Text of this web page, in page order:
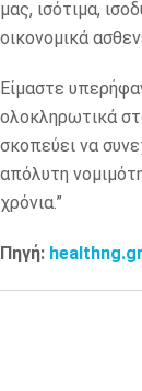
μας, ισότιμα,
οικονομικά
Είμαστε
ολοκληρωτικά
σκοπεύει να
απόλυτη
χρόνια.”
Πηγή: healthng.gr